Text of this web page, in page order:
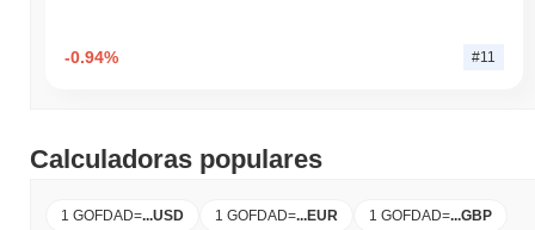
-0.94% #11
Calculadoras populares
1 GOFDAD=...USD 1 GOFDAD=...EUR 1 GOFDAD=...GBP